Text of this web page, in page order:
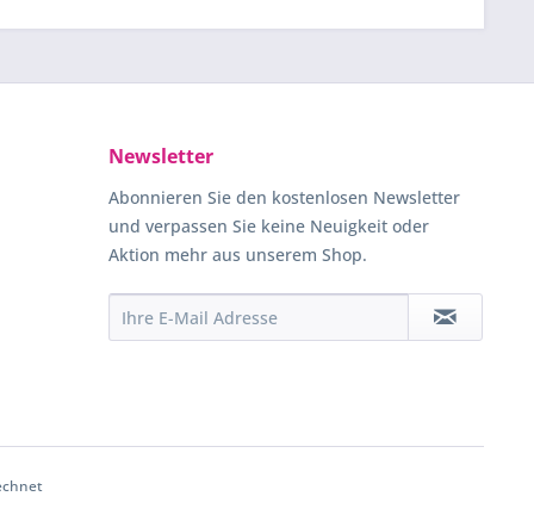
Newsletter
Abonnieren Sie den kostenlosen Newsletter
und verpassen Sie keine Neuigkeit oder
Aktion mehr aus unserem Shop.